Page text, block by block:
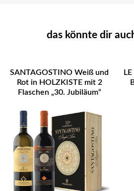
das könnte dir
SANTAGOSTINO Weiß und
Rot in HOLZKISTE mit 2
Flaschen „30. Jubiläum“